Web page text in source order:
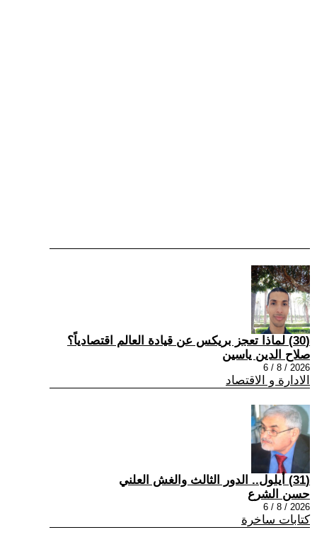
(30) لماذا تعجز بريكس عن قيادة العالم اقتصادياً؟
صلاح الدين ياسين
2026 / 8 / 6
الادارة و الاقتصاد
(31) أيلول.. الدور الثالث والغش العلني
حسن الشرع
2026 / 8 / 6
كتابات ساخرة